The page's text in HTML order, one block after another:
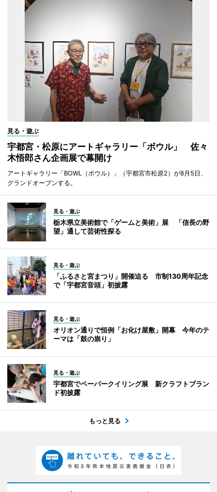
見る・遊ぶ
宇都宮・松原にアートギャラリー「ボウル」 佐々
木悟郎さん企画展で幕開け
アートギャラリー「BOWL（ボウル）」（宇都宮市松原2）が8月5日、
グランドオープンする。
見る・遊ぶ
栃木県立美術館で「ゲームと美術」展 「信長の野
望」通して芸術性探る
見る・遊ぶ
「ふるさと宮まつり」開催迫る 市制130周年記念
で「宇都宮音頭」初披露
見る・遊ぶ
オリオン通りで恒例「お化け屋敷」開幕 今年のテ
ーマは「鼓の祟り」
見る・遊ぶ
宇都宮でペーパークイリング展 新クラフトブラン
ド初披露
もっと見る